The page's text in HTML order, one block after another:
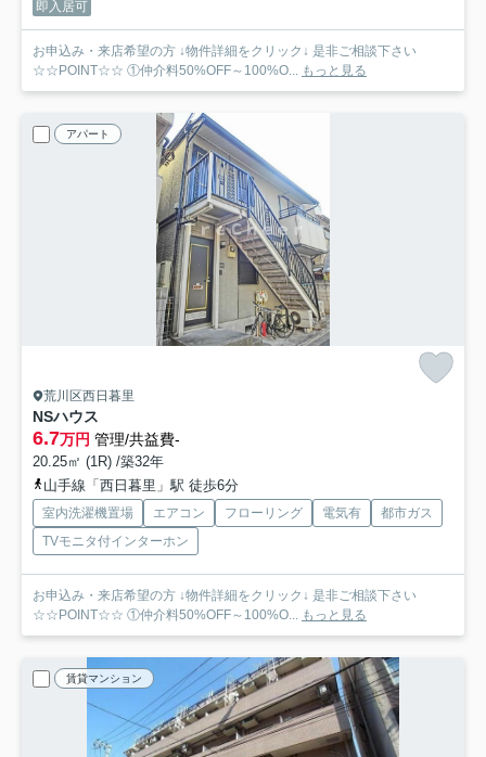
即入居可
お申込み・来店希望の方 ↓物件詳細をクリック↓ 是非ご相談下さい
☆☆POINT☆☆ ①仲介料50%OFF～100%O...
もっと見る
アパート
荒川区西日暮里
NSハウス
6.7万円 管理/共益費-
20.25㎡ (1R) /築32年
山手線「西日暮里」駅 徒歩6分
室内洗濯機置場 エアコン フローリング 電気有
都市ガス
TVモニタ付インターホン
お申込み・来店希望の方 ↓物件詳細をクリック↓ 是非ご相談下さい
☆☆POINT☆☆ ①仲介料50%OFF～100%O...
もっと見る
賃貸マンション